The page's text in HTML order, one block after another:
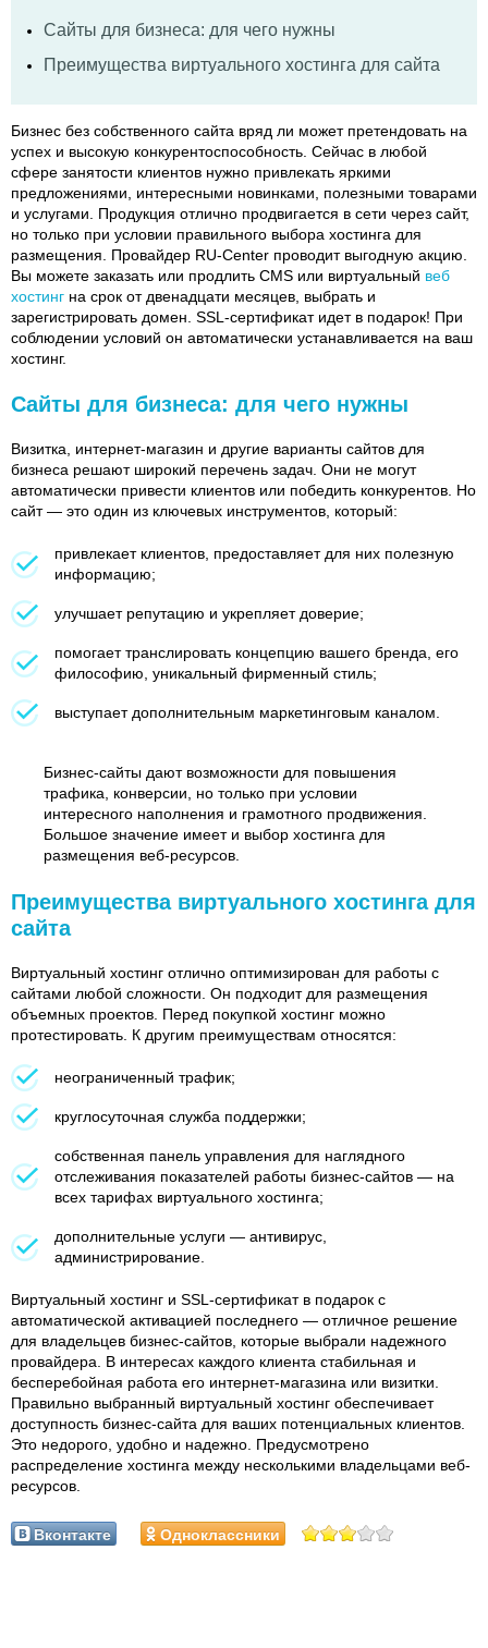
Сайты для бизнеса: для чего нужны
Преимущества виртуального хостинга для сайта
Бизнес без собственного сайта вряд ли может претендовать на
успех и высокую конкурентоспособность. Сейчас в любой
сфере занятости клиентов нужно привлекать яркими
предложениями, интересными новинками, полезными товарами
и услугами. Продукция отлично продвигается в сети через сайт,
но только при условии правильного выбора хостинга для
размещения. Провайдер RU-Center проводит выгодную акцию.
Вы можете заказать или продлить CMS или виртуальный веб
хостинг на срок от двенадцати месяцев, выбрать и
зарегистрировать домен. SSL-сертификат идет в подарок! При
соблюдении условий он автоматически устанавливается на ваш
хостинг.
Сайты для бизнеса: для чего нужны
Визитка, интернет-магазин и другие варианты сайтов для
бизнеса решают широкий перечень задач. Они не могут
автоматически привести клиентов или победить конкурентов. Но
сайт — это один из ключевых инструментов, который:
привлекает клиентов, предоставляет для них полезную
информацию;
улучшает репутацию и укрепляет доверие;
помогает транслировать концепцию вашего бренда, его
философию, уникальный фирменный стиль;
выступает дополнительным маркетинговым каналом.
Бизнес-сайты дают возможности для повышения
трафика, конверсии, но только при условии
интересного наполнения и грамотного продвижения.
Большое значение имеет и выбор хостинга для
размещения веб-ресурсов.
Преимущества виртуального хостинга для
сайта
Виртуальный хостинг отлично оптимизирован для работы с
сайтами любой сложности. Он подходит для размещения
объемных проектов. Перед покупкой хостинг можно
протестировать. К другим преимуществам относятся:
неограниченный трафик;
круглосуточная служба поддержки;
собственная панель управления для наглядного
отслеживания показателей работы бизнес-сайтов — на
всех тарифах виртуального хостинга;
дополнительные услуги — антивирус,
администрирование.
Виртуальный хостинг и SSL-сертификат в подарок с
автоматической активацией последнего — отличное решение
для владельцев бизнес-сайтов, которые выбрали надежного
провайдера. В интересах каждого клиента стабильная и
бесперебойная работа его интернет-магазина или визитки.
Правильно выбранный виртуальный хостинг обеспечивает
доступность бизнес-сайта для ваших потенциальных клиентов.
Это недорого, удобно и надежно. Предусмотрено
распределение хостинга между несколькими владельцами веб-
ресурсов.
Вконтакте Одноклассники